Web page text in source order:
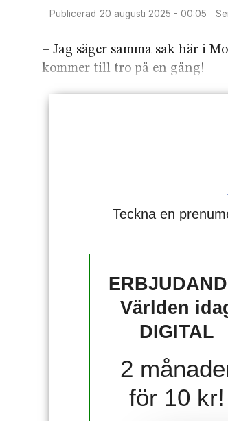
Publicerad 20 augusti 2025 - 00:05
– Jag säger samma sak här i
kommer till tro på en gång!
Teckna en
Världen
DIGITAL
2
för 10 kr!